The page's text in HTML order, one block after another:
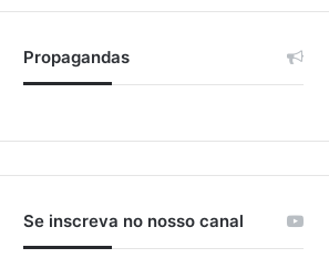
Propagandas
Se inscreva no nosso canal